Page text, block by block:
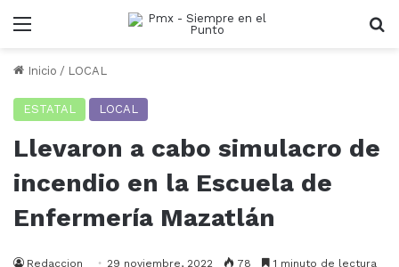
Menu
Inicio / LOCAL
ESTATAL LOCAL
Llevaron a cabo simulacro de
incendio en la Escuela de
Enfermería Mazatlán
Redaccion 29 noviembre, 2022 78 1 minuto de lectura